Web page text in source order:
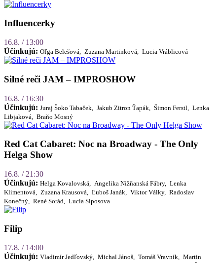
Influencerky
16.8. / 13:00
Účinkujú: Oľga Belešová, Zuzana Martinková, Lucia Vráblicová
Silné reči JAM – IMPROSHOW
16.8. / 16:30
Účinkujú: Juraj Šoko Tabaček, Jakub Zitron Ťapák, Šimon Ferstl,
Lenka
Libjaková,
Braňo Mosný
Red Cat Cabaret: Noc na Broadway - The Only
Helga Show
16.8. / 21:30
Účinkujú: Helga Kovalovská, Angelika Nižňanská Fábry, Lenka
Klimentová,
Zuzana Krausová, Ľuboš Janák, Viktor Války, Radoslav
Konečný,
René Sorád, Lucia Siposova
Filip
17.8. / 14:00
Účinkujú: Vladimír Jedľovský, Michal Jánoš, Tomáš Vravník, Martin